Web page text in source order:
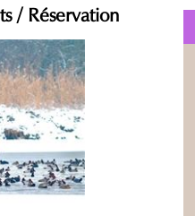
/ Réservation